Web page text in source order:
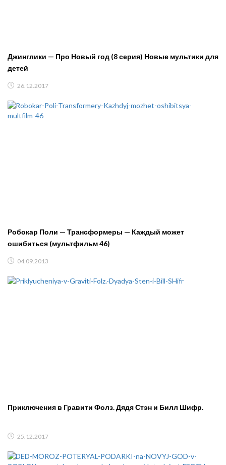
Джинглики — Про Новый год (8 серия) Новые мультики для
детей
26.12.2017
Робокар Поли — Трансформеры — Каждый может
ошибиться (мультфильм 46)
04.09.2013
Приключения в Гравити Фолз. Дядя Стэн и Билл Шифр.
25.12.2017